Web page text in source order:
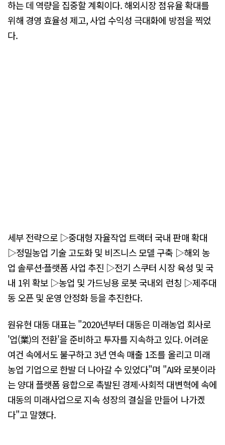
하는 데 역량을 집중할 계획이다. 해외시장 점유율 확대를
위해 경영 효율성 제고, 사업 수익성 극대화에 방점을 찍었
다.
세부 전략으로 ▷중대형 자율작업 트랙터 국내 판매 확대
▷정밀농업 기술 고도화 및 비즈니스 모델 구축 ▷해외 농
업 솔루션·플랫폼 사업 추진 ▷전기 스쿠터 시장 육성 및 국
내 1위 확보 ▷농업 및 가드닝용 로봇 국내외 런칭 ▷제주대
동 오픈 및 운영 안정화 등을 추진한다.
원유현 대동 대표는 "2020년부터 대동은 미래농업 회사로
'업(業)의 전환'을 준비하고 투자를 지속하고 있다. 어려운
여건 속에서도 불구하고 3년 연속 매출 1조를 올리고 미래
농업 기업으로 한발 더 나아갈 수 있었다"며 "AI와 로봇이라
는 양대 플랫폼 융합으로 촉발된 경제·사회적 대변혁에 속에
대동의 미래사업으로 지속 성장의 결실을 만들어 나가겠
다"고 말했다.